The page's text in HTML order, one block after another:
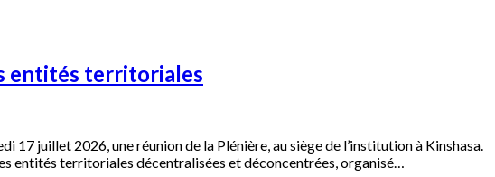
entités territoriales
juillet 2026, une réunion de la Plénière, au siège de l’institution à Kinshasa.
entités territoriales décentralisées et déconcentrées, organisé…